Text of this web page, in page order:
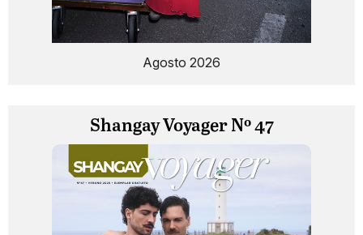
Agosto 2026
Shangay Voyager Nº 47